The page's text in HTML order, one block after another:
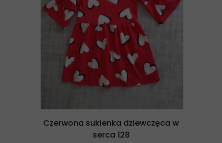
Czerwona sukienka dziewczęca w
serca 128